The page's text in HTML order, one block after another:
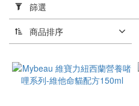
用
篩
選
(0/20)
價格
(HK$)
篩選
商品排序